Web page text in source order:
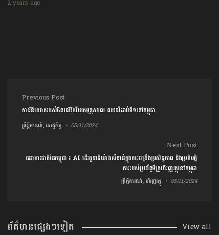
2 years ago
Post navigation
Previous Post
ការវិនិយោគរបស់ចិនលើវិស័យកម្មន្តសាល ឈរលំដាប់ទី១នៅកម្ពុជា
ព្រឹត្តិការណ៍, សេដ្ឋកិច្ច 05/11/2024
Next Post
ធនាគារជាតិនៃកម្ពុជា ៖ AI ដើរតួនាទីយ៉ាងសំខាន់ក្នុងការពង្រឹងប្រសិទ្ធភាព និងប្រតិបត្តិ
ការរបស់ប្រព័ន្ធមីក្រូហិរញ្ញវត្ថុនៅកម្ពុជា
ព្រឹត្តិការណ៍, ហិរញ្ញវត្ថុ 05/11/2024
ព័ត៌មានផ្សេងៗទៀត View all